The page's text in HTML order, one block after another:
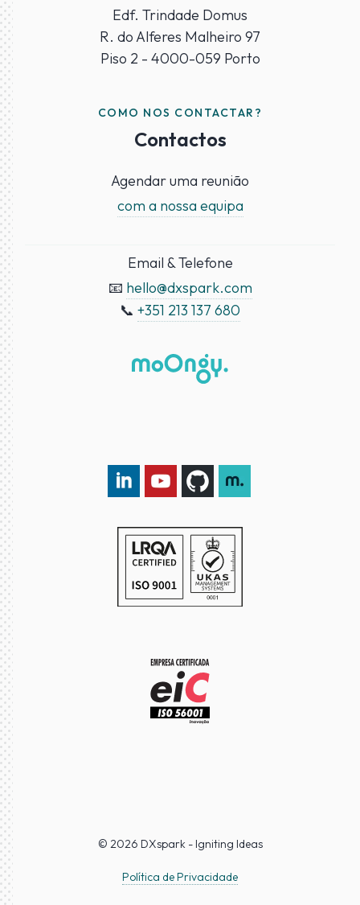
Edf. Trindade Domus
R. do Alferes Malheiro 97
Piso 2 - 4000-059 Porto
COMO NOS CONTACTAR?
Contactos
Agendar uma reunião
com a nossa equipa
Email & Telefone
📧 hello@dxspark.com
📞 +351 213 137 680
© 2026 DXspark - Igniting Ideas
Política de Privacidade